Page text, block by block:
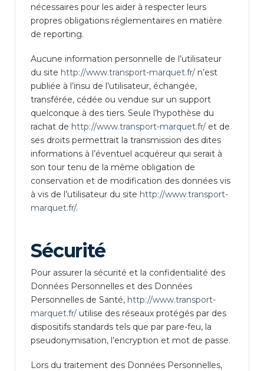
nécessaires pour les aider à respecter leurs
propres obligations réglementaires en matière
de reporting.
Aucune information personnelle de l’utilisateur
du site http://www.transport-marquet.fr/n’est
publiée à l’insu de l’utilisateur, échangée,
transférée, cédée ou vendue sur un support
quelconque à des tiers. Seule l’hypothèse du
rachat de http://www.transport-marquet.fr/et de
ses droits permettrait la transmission des dites
informations à l’éventuel acquéreur qui serait à
son tour tenu de la même obligation de
conservation et de modification des données vis
à vis de l’utilisateur du site http://www.transport-
marquet.fr/.
Sécurité
Pour assurer la sécurité et la confidentialité des
Données Personnelles et des Données
Personnelles de Santé, http://www.transport-
marquet.fr/utilise des réseaux protégés par des
dispositifs standards tels que par pare-feu, la
pseudonymisation, l’encryption et mot de passe.
Lors du traitement des Données Personnelles,